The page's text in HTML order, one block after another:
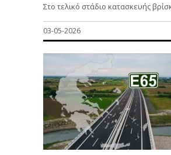
Στο τελικό στάδιο κατασκευής
03-05-2026